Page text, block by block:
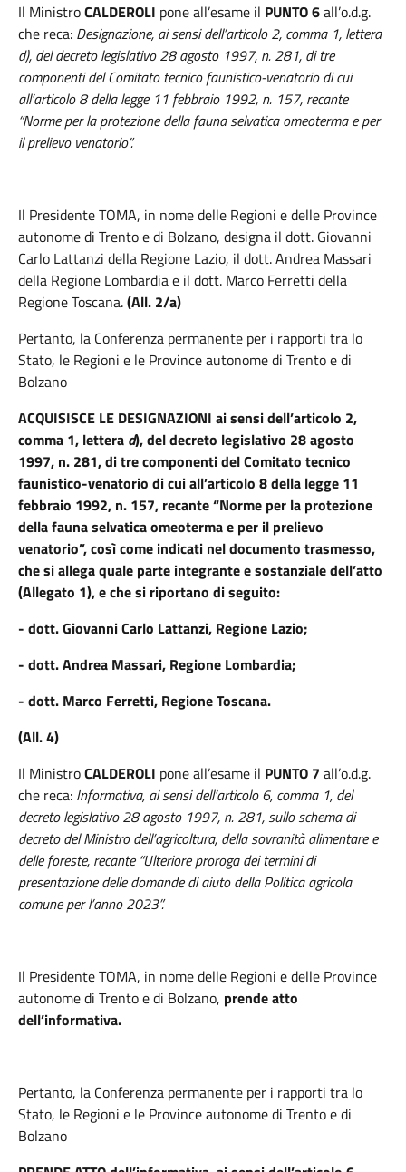
Il MinistroCALDEROLI pone all’esame il PUNTO 6all’o.d.g.
che reca: Designazione, ai sensi dell’articolo 2, comma 1, lettera
d), del decreto legislativo 28 agosto 1997, n. 281, di tre
componenti del Comitato tecnico faunistico-venatorio di cui
all’articolo 8 della legge 11 febbraio 1992, n. 157, recante
“Norme per la protezione della fauna selvatica omeoterma e per
il prelievo venatorio”.
Il Presidente TOMA, in nome delle Regioni e delle Province
autonome di Trento e di Bolzano, designa il dott. Giovanni
Carlo Lattanzi della Regione Lazio, il dott. Andrea Massari
della Regione Lombardia e il dott. Marco Ferretti della
Regione Toscana.(All. 2/a)
Pertanto, la Conferenza permanente per i rapporti tra lo
Stato, le Regioni e le Province autonome di Trento e di
Bolzano
ACQUISISCE LE DESIGNAZIONI ai sensi dell’articolo 2,
comma 1, lettera d), del decreto legislativo 28 agosto
1997, n. 281, di tre componenti del Comitato tecnico
faunistico-venatorio di cui all’articolo 8 della legge 11
febbraio 1992, n. 157, recante “Norme per la protezione
della fauna selvatica omeoterma e per il prelievo
venatorio”, così come indicati nel documento trasmesso,
che si allega quale parte integrante e sostanziale dell’atto
(Allegato 1), e che si riportano di seguito:
- dott. Giovanni Carlo Lattanzi, Regione Lazio;
- dott. Andrea Massari, Regione Lombardia;
- dott. Marco Ferretti, Regione Toscana.
(All. 4)
Il MinistroCALDEROLI pone all’esame il PUNTO 7 all’o.d.g.
che reca: Informativa, ai sensi dell’articolo 6, comma 1, del
decreto legislativo 28 agosto 1997, n. 281, sullo schema di
decreto del Ministro dell’agricoltura, della sovranità alimentare e
delle foreste, recante “Ulteriore proroga dei termini di
presentazione delle domande di aiuto della Politica agricola
comune per l’anno 2023”.
Il Presidente TOMA, in nome delle Regioni e delle Province
autonome di Trento e di Bolzano, prende atto
dell’informativa.
Pertanto, la Conferenza permanente per i rapporti tra lo
Stato, le Regioni e le Province autonome di Trento e di
Bolzano